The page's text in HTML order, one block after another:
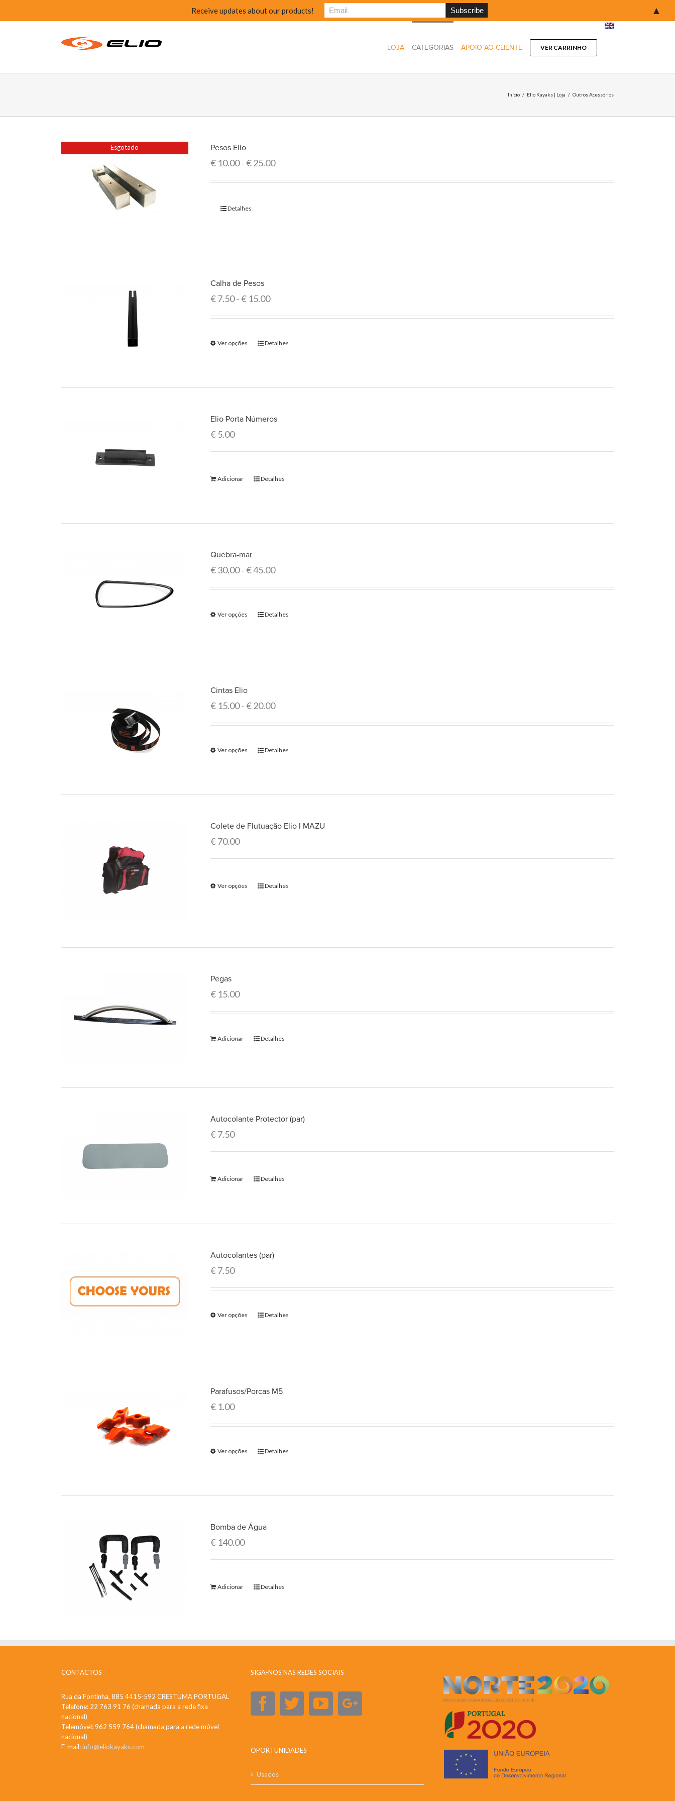
LOJA CATEGORIAS APOIO AO CLIENTE VER CARRINHO
Início / Elio Kayaks | Loja / Outros Acessórios
Esgotado Pesos Elio
€ 10.00–€25.00
Detalhes
Calha de Pesos
€7.50–€ 15.00
Ver opções Detalhes
Elio Porta Números
€5.00
Adicionar Detalhes
Quebra-mar
€30.00–€45.00
Ver opções Detalhes
Cintas Elio
€ 15.00–€20.00
Ver opções Detalhes
Colete de Flutuação Elio l MAZU
€70.00
Ver opções Detalhes
Pegas
€ 15.00
Adicionar Detalhes
Autocolante Protector (par)
€7.50
Adicionar Detalhes
Autocolantes (par)
€7.50
Ver opções Detalhes
Parafusos/Porcas M5
€ 1.00
Ver opções Detalhes
Bomba de Água
€ 140.00
Adicionar Detalhes
CONTACTOS
Rua da Fontinha, 885 4415-592 CRESTUMA PORTUGAL
Telefone: 22 763 91 76 (chamada para a rede fixa
nacional)
Telemóvel: 962 559 764 (chamada para a rede móvel
nacional)
E-mail:info@eliokayaks.com
SIGA-NOS NAS REDES SOCIAIS
OPORTUNIDADES
Usados
Receive updates about our products! ▲